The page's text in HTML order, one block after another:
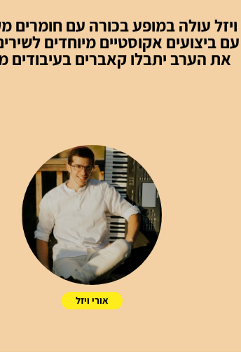
עולה במופע בכורה עם חומרים
ביצועים אקוסטיים מיוחדים
את הערב יתבלו קאברים בעיבודים
אורי ויזל